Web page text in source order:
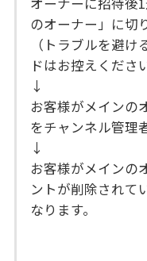
のオーナー」に切
（トラブルを避
ドはお控えくださ
↓
お客様がメインの
をチャンネル管理
↓
お客様がメインの
ントが削除されて
なります。